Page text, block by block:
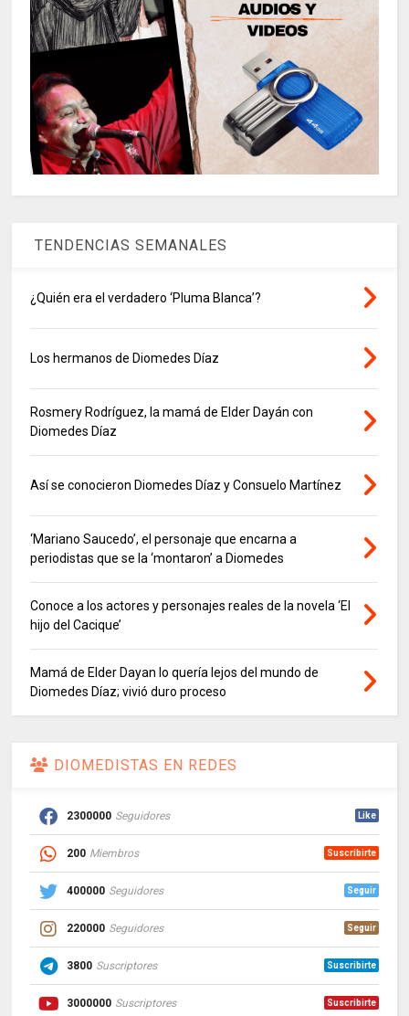
TENDENCIAS SEMANALES
¿Quién era el verdadero ‘Pluma Blanca’?
Los hermanos de Diomedes Díaz
Rosmery Rodríguez, la mamá de Elder Dayán con
Diomedes Díaz
Así se conocieron Diomedes Díaz y Consuelo Martínez
‘Mariano Saucedo’, el personaje que encarna a
periodistas que se la ‘montaron’ a Diomedes
Conoce a los actores y personajes reales de la novela ‘El
hijo del Cacique’
Mamá de Elder Dayan lo quería lejos del mundo de
Diomedes Díaz; vivió duro proceso
DIOMEDISTAS EN REDES
2300000 Seguidores Like
200 Miembros Suscribirte
400000 Seguidores Seguir
220000 Seguidores Seguir
3800 Suscriptores Suscribirte
3000000 Suscriptores Suscribirte